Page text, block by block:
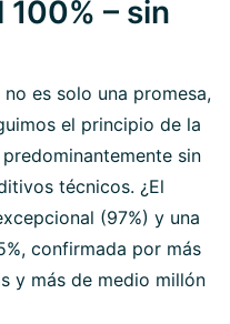
– sin
no es solo una promesa,
el principio de la
sin
técnicos. ¿El
(97%) y una
confirmada por más
y más de medio millón